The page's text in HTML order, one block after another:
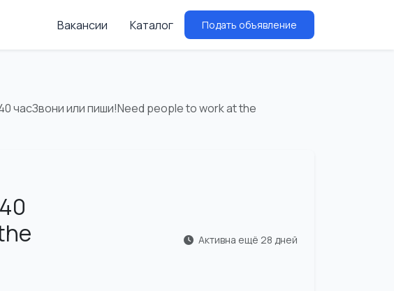
Вакансии Каталог Подать объявление
часЗвони или пиши!Need people to work at the
Активна ещё 28 дней